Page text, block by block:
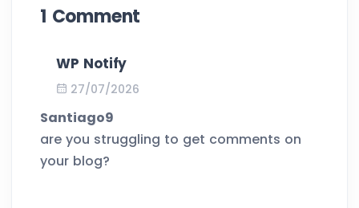
1 Comment
WP Notify
27/07/2026
Santiago9
are you struggling to get comments on
your blog?